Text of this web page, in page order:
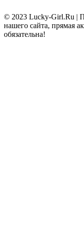
© 2023 Lucky-Girl.Ru |
нашего сайта, прямая
обязательна!